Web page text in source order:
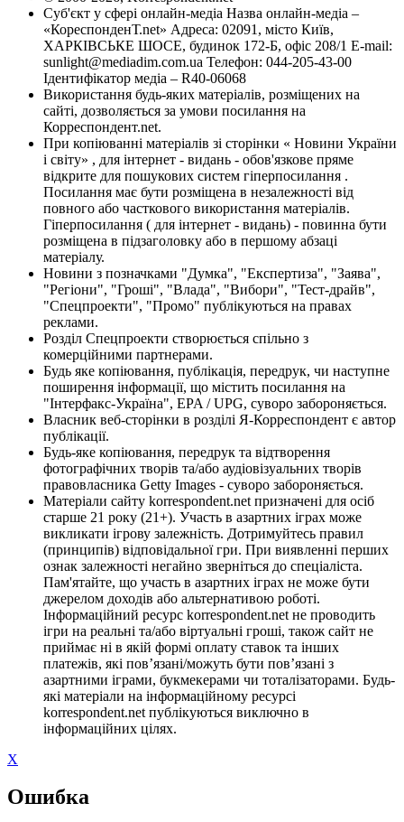
Суб'єкт у сфері онлайн-медіа Назва онлайн-медіа –
«КореспонденТ.net» Адреса: 02091, місто Київ,
ХАРКІВСЬКЕ ШОСЕ, будинок 172-Б, офіс 208/1 E-mail:
sunlight@mediadim.com.ua Телефон: 044-205-43-00
Ідентифікатор медіа – R40-06068
Використання будь-яких матеріалів, розміщених на
сайті, дозволяється за умови посилання на
Корреспондент.net.
При копіюванні матеріалів зі сторінки « Новини України
і світу» , для інтернет - видань - обов'язкове пряме
відкрите для пошукових систем гіперпосилання .
Посилання має бути розміщена в незалежності від
повного або часткового використання матеріалів.
Гіперпосилання ( для інтернет - видань) - повинна бути
розміщена в підзаголовку або в першому абзаці
матеріалу.
Новини з позначками "Думка", "Експертиза", "Заява",
"Регіони", "Гроші", "Влада", "Вибори", "Тест-драйв",
"Спецпроекти", "Промо" публікуються на правах
реклами.
Розділ Спецпроекти створюється спільно з
комерційними партнерами.
Будь яке копіювання, публікація, передрук, чи наступне
поширення інформації, що містить посилання на
"Інтерфакс-Україна", EPA / UPG, суворо забороняється.
Власник веб-сторінки в розділі Я-Корреспондент є автор
публікації.
Будь-яке копіювання, передрук та відтворення
фотографічних творів та/або аудіовізуальних творів
правовласника Getty Images - суворо забороняється.
Матеріали сайту korrespondent.net призначені для осіб
старше 21 року (21+). Участь в азартних іграх може
викликати ігрову залежність. Дотримуйтесь правил
(принципів) відповідальної гри. При виявленні перших
ознак залежності негайно зверніться до спеціаліста.
Пам'ятайте, що участь в азартних іграх не може бути
джерелом доходів або альтернативою роботі.
Інформаційний ресурс korrespondent.net не проводить
ігри на реальні та/або віртуальні гроші, також сайт не
приймає ні в якій формі оплату ставок та інших
платежів, які пов’язані/можуть бути пов’язані з
азартними іграми, букмекерами чи тоталізаторами. Будь-
які матеріали на інформаційному ресурсі
korrespondent.net публікуються виключно в
інформаційних цілях.
X
Ошибка